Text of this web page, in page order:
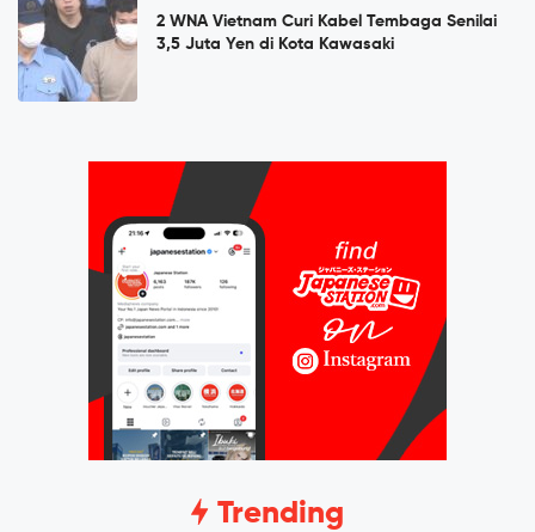
2 WNA Vietnam Curi Kabel Tembaga Senilai
3,5 Juta Yen di Kota Kawasaki
Trending